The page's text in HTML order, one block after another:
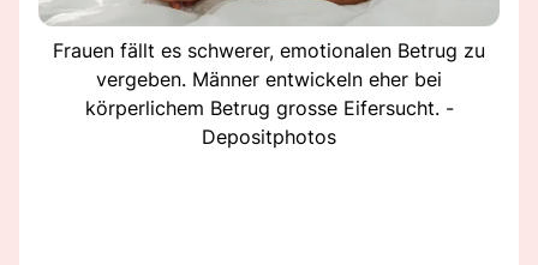
Frauen fällt es schwerer, emotionalen Betrug zu
vergeben. Männer entwickeln eher bei
körperlichem Betrug grosse Eifersucht. -
Depositphotos